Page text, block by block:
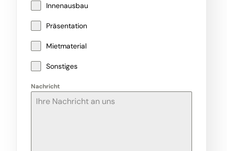
Innenausbau
Präsentation
Mietmaterial
Sonstiges
Nachricht